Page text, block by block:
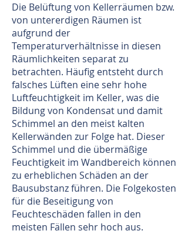
Die Belüftung von Kellerräumen bzw.
von untererdigen Räumen ist
aufgrund der
Temperaturverhältnisse in diesen
Räumlichkeiten separat zu
betrachten. Häufig entsteht durch
falsches Lüften eine sehr hohe
Luftfeuchtigkeit im Keller, was die
Bildung von Kondensat und damit
Schimmel an den meist kalten
Kellerwänden zur Folge hat. Dieser
Schimmel und die übermäßige
Feuchtigkeit im Wandbereich können
zu erheblichen Schäden an der
Bausubstanz führen. Die Folgekosten
für die Beseitigung von
Feuchteschäden fallen in den
meisten Fällen sehr hoch aus.